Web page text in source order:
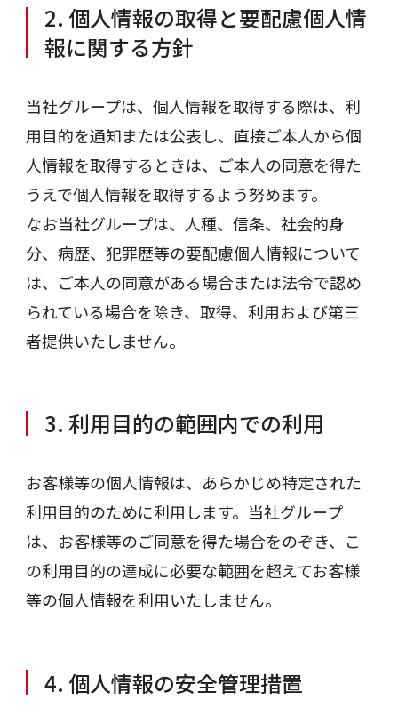
2. 個人情報の取得と要配慮個人情
報に関する方針
当社グループは、個人情報を取得する際は、利
用目的を通知または公表し、直接ご本人から個
人情報を取得するときは、ご本人の同意を得た
うえで個人情報を取得するよう努めます。
なお当社グループは、人種、信条、社会的身
分、病歴、犯罪歴等の要配慮個人情報について
は、ご本人の同意がある場合または法令で認め
られている場合を除き、取得、利用および第三
者提供いたしません。
3. 利用目的の範囲内での利用
お客様等の個人情報は、あらかじめ特定された
利用目的のために利用します。当社グループ
は、お客様等のご同意を得た場合をのぞき、こ
の利用目的の達成に必要な範囲を超えてお客様
等の個人情報を利用いたしません。
4. 個人情報の安全管理措置